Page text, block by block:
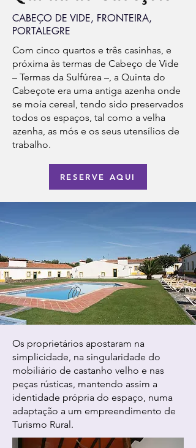
CABEÇO DE VIDE, FRONTEIRA,
PORTALEGRE
Com cinco quartos e três casinhas, e
próxima às termas de Cabeço de Vide
– Termas da Sulfúrea –, a Quinta do
Cabeçote era uma antiga azenha onde
se moía cereal, tendo sido preservados
todos os espaços, tal como a velha
azenha, as mós e os seus utensílios de
trabalho.
RESERVE AQUI
Os proprietários apostaram na
simplicidade, na singularidade do
mobiliário de castanho velho e nas
peças rústicas, mantendo assim a
identidade própria do espaço, numa
adaptação a um empreendimento de
Turismo Rural.